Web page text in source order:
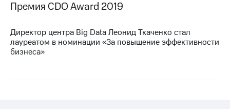
Документы
"МТС"
Собрания
акционеров
капитал
Премия CDO Award 2019
Директор центра Big Data Леонид Ткаченко стал
лауреатом в номинации «За повышение эффективности
бизнеса»